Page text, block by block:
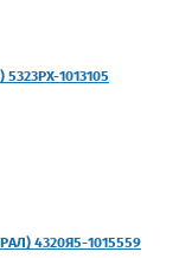
1013105
4320Я5-1015559